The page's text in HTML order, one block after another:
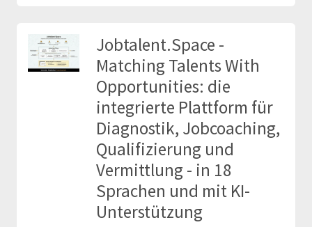
Jobtalent.Space -
Matching Talents With
Opportunities: die
integrierte Plattform für
Diagnostik, Jobcoaching,
Qualifizierung und
Vermittlung - in 18
Sprachen und mit KI-
Unterstützung